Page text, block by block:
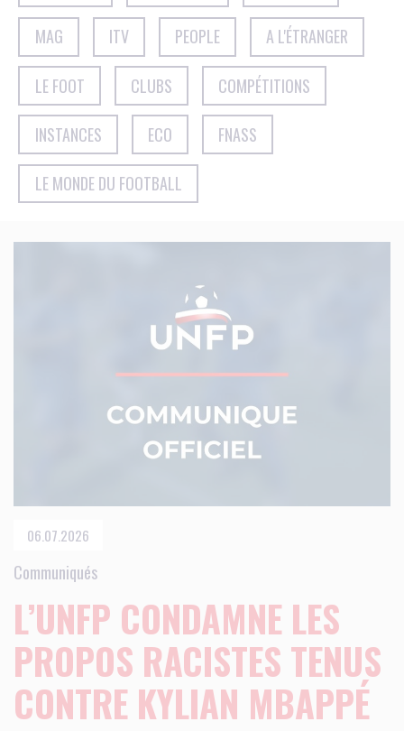
MAG ITV PEOPLE A L'ÉTRANGER
LE FOOT CLUBS COMPÉTITIONS
INSTANCES ECO FNASS
LE MONDE DU FOOTBALL
06.07.2026
Communiqués
L’UNFP CONDAMNE LES
PROPOS RACISTES TENUS
CONTRE KYLIAN MBAPPÉ